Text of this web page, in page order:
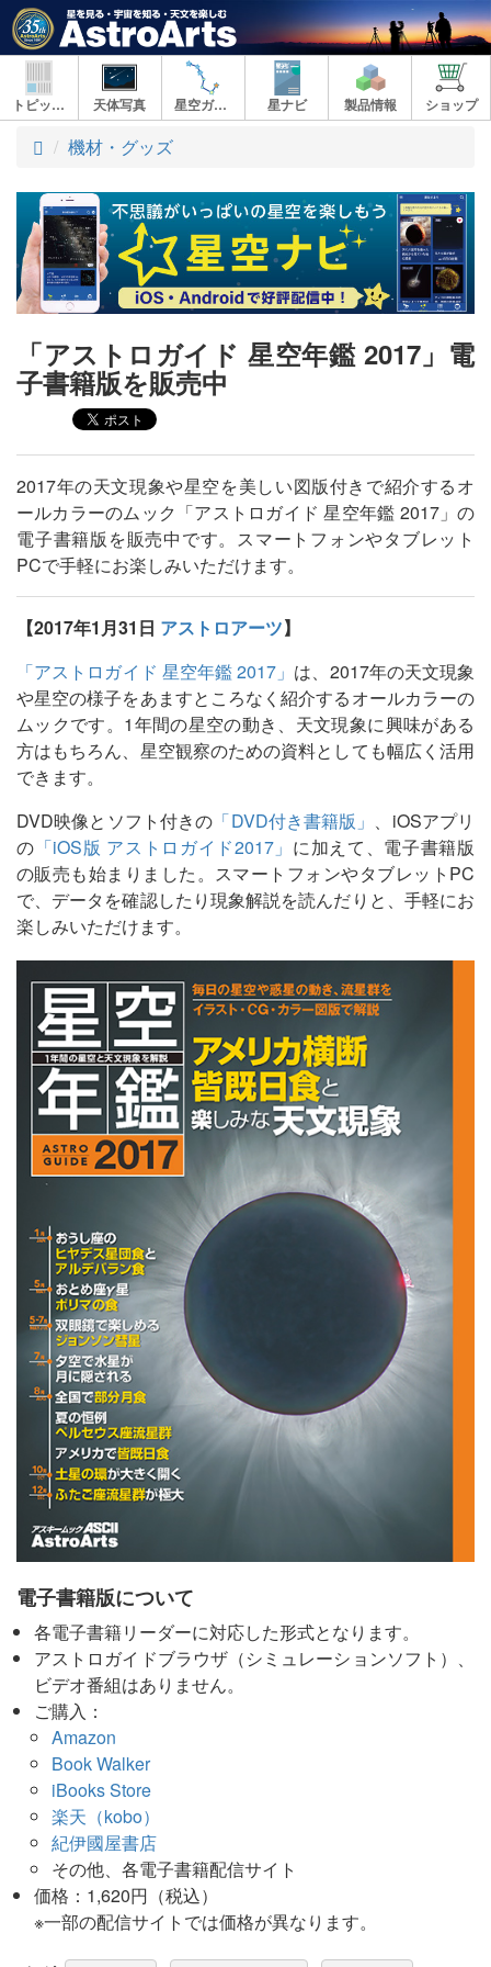
トピックス 天体写真 星空ガイド 星ナビ 製品情報 ショップ
ト
プ
機材・グッズ
「アストロガイド 星空年鑑 2017」電
子書籍版を販売中
2017年の天文現象や星空を美しい図版付きで紹介するオ
ールカラーのムック「アストロガイド 星空年鑑 2017」の
電子書籍版を販売中です。スマートフォンやタブレット
PCで手軽にお楽しみいただけます。
【2017年1月31日 アストロアーツ】
「アストロガイド 星空年鑑 2017」 は、2017年の天文現象
や星空の様子をあますところなく紹介するオールカラーの
ムックです。1年間の星空の動き、天文現象に興味がある
方はもちろん、星空観察のための資料としても幅広く活用
できます。
DVD映像とソフト付きの 「DVD付き書籍版」 、iOSアプリ
の 「iOS版 アストロガイド2017」 に加えて、電子書籍版
の販売も始まりました。スマートフォンやタブレットPC
で、データを確認したり現象解説を読んだりと、手軽にお
楽しみいただけます。
電子書籍版について
各電子書籍リーダーに対応した形式となります。
アストロガイドブラウザ（シミュレーションソフト）、
ビデオ番組はありません。
ご購入：
Amazon
Book Walker
iBooks Store
楽天（kobo）
紀伊國屋書店
その他、各電子書籍配信サイト
価格：1,620円（税込）
※一部の配信サイトでは価格が異なります。